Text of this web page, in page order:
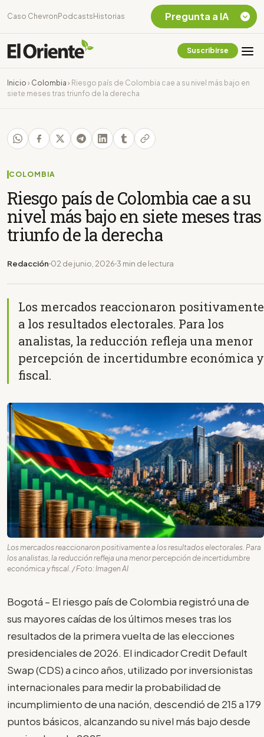
Caso Chevron Podcasts Historias
Suscribirse
Inicio › Colombia › Riesgo país de Colombia cae a su nivel más bajo en
siete meses tras triunfo de la derecha
COLOMBIA
Riesgo país de Colombia cae a su
nivel más bajo en siete meses tras
triunfo de la derecha
Redacción 02 de junio, 2026 3 min de lectura
Los mercados reaccionaron positivamente
a los resultados electorales. Para los
analistas, la reducción refleja una menor
percepción de incertidumbre económica y
fiscal.
Los mercados reaccionaron positivamente a los resultados electorales. Para
los analistas, la reducción refleja una menor percepción de incertidumbre
económica y fiscal. / Foto: Imagen AI
Bogotá – El riesgo país de Colombia registró una de
sus mayores caídas de los últimos meses tras los
resultados de la primera vuelta de las elecciones
presidenciales de 2026. El indicador Credit Default
Swap (CDS) a cinco años, utilizado por inversionistas
internacionales para medir la probabilidad de
incumplimiento de una nación, descendió de 215 a 179
puntos básicos, alcanzando su nivel más bajo desde
Pregunta a IA
Chevron Ecuador